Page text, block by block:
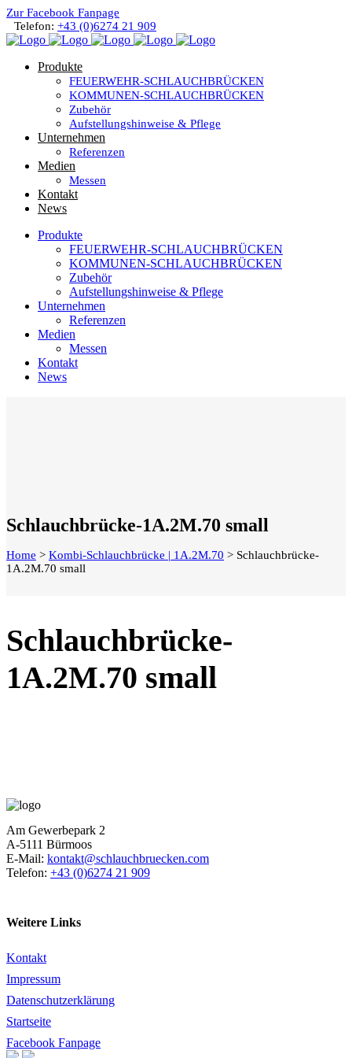
Zur Facebook Fanpage
Telefon: +43 (0)6274 21 909
Produkte
FEUERWEHR-SCHLAUCHBRÜCKEN
KOMMUNEN-SCHLAUCHBRÜCKEN
Zubehör
Aufstellungshinweise & Pflege
Unternehmen
Referenzen
Medien
Messen
Kontakt
News
Produkte
FEUERWEHR-SCHLAUCHBRÜCKEN
KOMMUNEN-SCHLAUCHBRÜCKEN
Zubehör
Aufstellungshinweise & Pflege
Unternehmen
Referenzen
Medien
Messen
Kontakt
News
Schlauchbrücke-1A.2M.70 small
Home > Kombi-Schlauchbrücke | 1A.2M.70 > Schlauchbrücke-
1A.2M.70 small
Schlauchbrücke-
1A.2M.70 small
Am Gewerbepark 2
A-5111 Bürmoos
E-Mail: kontakt@schlauchbruecken.com
Telefon: +43 (0)6274 21 909
Weitere Links
Kontakt
Impressum
Datenschutzerklärung
Startseite
Facebook Fanpage